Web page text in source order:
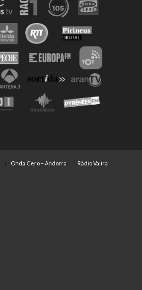
Onda Cero – Andorra Ràdio Valira